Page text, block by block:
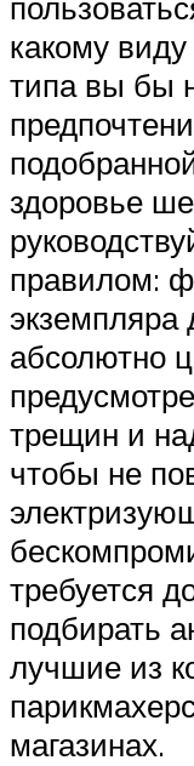
какому
типа вы бы
здоровье
правилом:
экземпляра
абсолютно
трещин и
чтобы не
требуется
подбирать
лучшие из
магазинах.